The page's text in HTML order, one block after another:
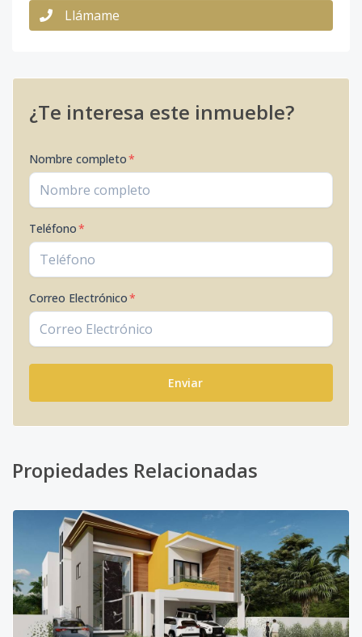
Llámame
¿Te interesa este inmueble?
Nombre completo*
Teléfono*
Correo Electrónico*
Enviar
Propiedades Relacionadas